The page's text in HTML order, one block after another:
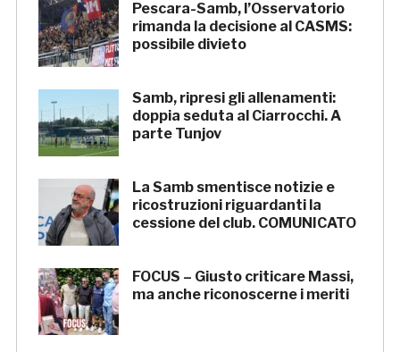
Pescara-Samb, l’Osservatorio
rimanda la decisione al CASMS:
possibile divieto
Samb, ripresi gli allenamenti:
doppia seduta al Ciarrocchi. A
parte Tunjov
La Samb smentisce notizie e
ricostruzioni riguardanti la
cessione del club. COMUNICATO
FOCUS – Giusto criticare Massi,
ma anche riconoscerne i meriti